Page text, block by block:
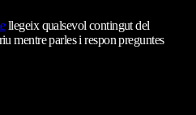
llegeix qualsevol contingut del
mentre parles i respon preguntes